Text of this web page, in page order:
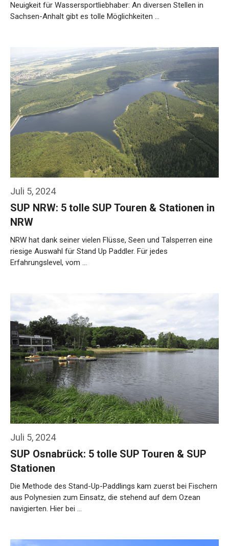
Neuigkeit für Wassersportliebhaber: An diversen Stellen in
Sachsen-Anhalt gibt es tolle Möglichkeiten …
Juli 5, 2024
SUP NRW: 5 tolle SUP Touren & Stationen in
NRW
NRW hat dank seiner vielen Flüsse, Seen und Talsperren eine
riesige Auswahl für Stand Up Paddler. Für jedes
Erfahrungslevel, vom …
Juli 5, 2024
SUP Osnabrück: 5 tolle SUP Touren & SUP
Stationen
Die Methode des Stand-Up-Paddlings kam zuerst bei Fischern
aus Polynesien zum Einsatz, die stehend auf dem Ozean
navigierten. Hier bei …